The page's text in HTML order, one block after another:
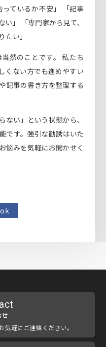
ているか不安」 「記事
」 「専門家から見て、
い」
然のことです。 私たち
ない方でも進めやすい
記事の書き方を整理する
ない」という状態から、
です。強引な勧誘はいた
悩みを気軽にお聞かせく
せ
気軽にご連絡ください。